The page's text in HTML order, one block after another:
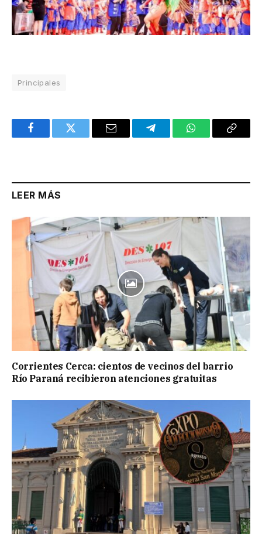
Principales
FacebookTwitter Email TelegramWhatsAppCopy
LEER MÁS
Corrientes Cerca: cientos de vecinos del barrio
Río Paraná recibieron atenciones gratuitas